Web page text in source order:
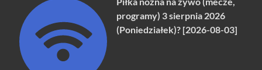
programy) 3 sierpnia 2026
(Poniedziałek)? [2026-08-03]